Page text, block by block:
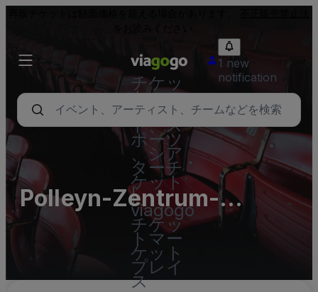
チケッ
ト - コ
ンサー
ト、ス
ポーツ
、シア
ターチ
ケット
|
viagogo
チケッ
トマー
ケット
プレイ
ス
1 new
notification
Polleyn-Zentrum-
Polleyn-Saal